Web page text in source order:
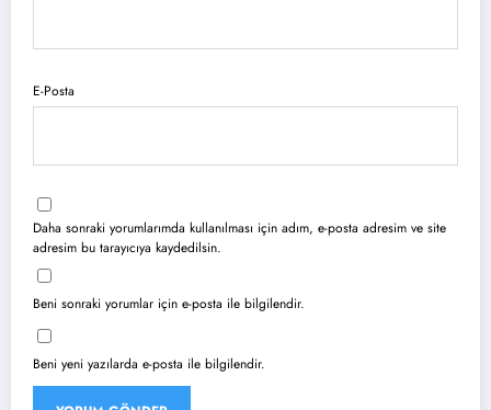
E-Posta
Daha sonraki yorumlarımda kullanılması için adım, e-posta adresim ve site
adresim bu tarayıcıya kaydedilsin.
Beni sonraki yorumlar için e-posta ile bilgilendir.
Beni yeni yazılarda e-posta ile bilgilendir.